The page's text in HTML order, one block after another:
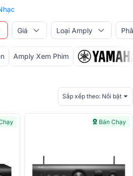
Giá Loại Amply
Amply Xem Phim
Sắp xếp theo: Nổi bật
Bán Chạy